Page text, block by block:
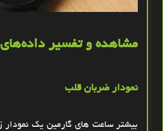
مشاهده و تفسیر
نمودار ضربان قلب
بیشتر ساعت‌ های گارمین یک نمودار